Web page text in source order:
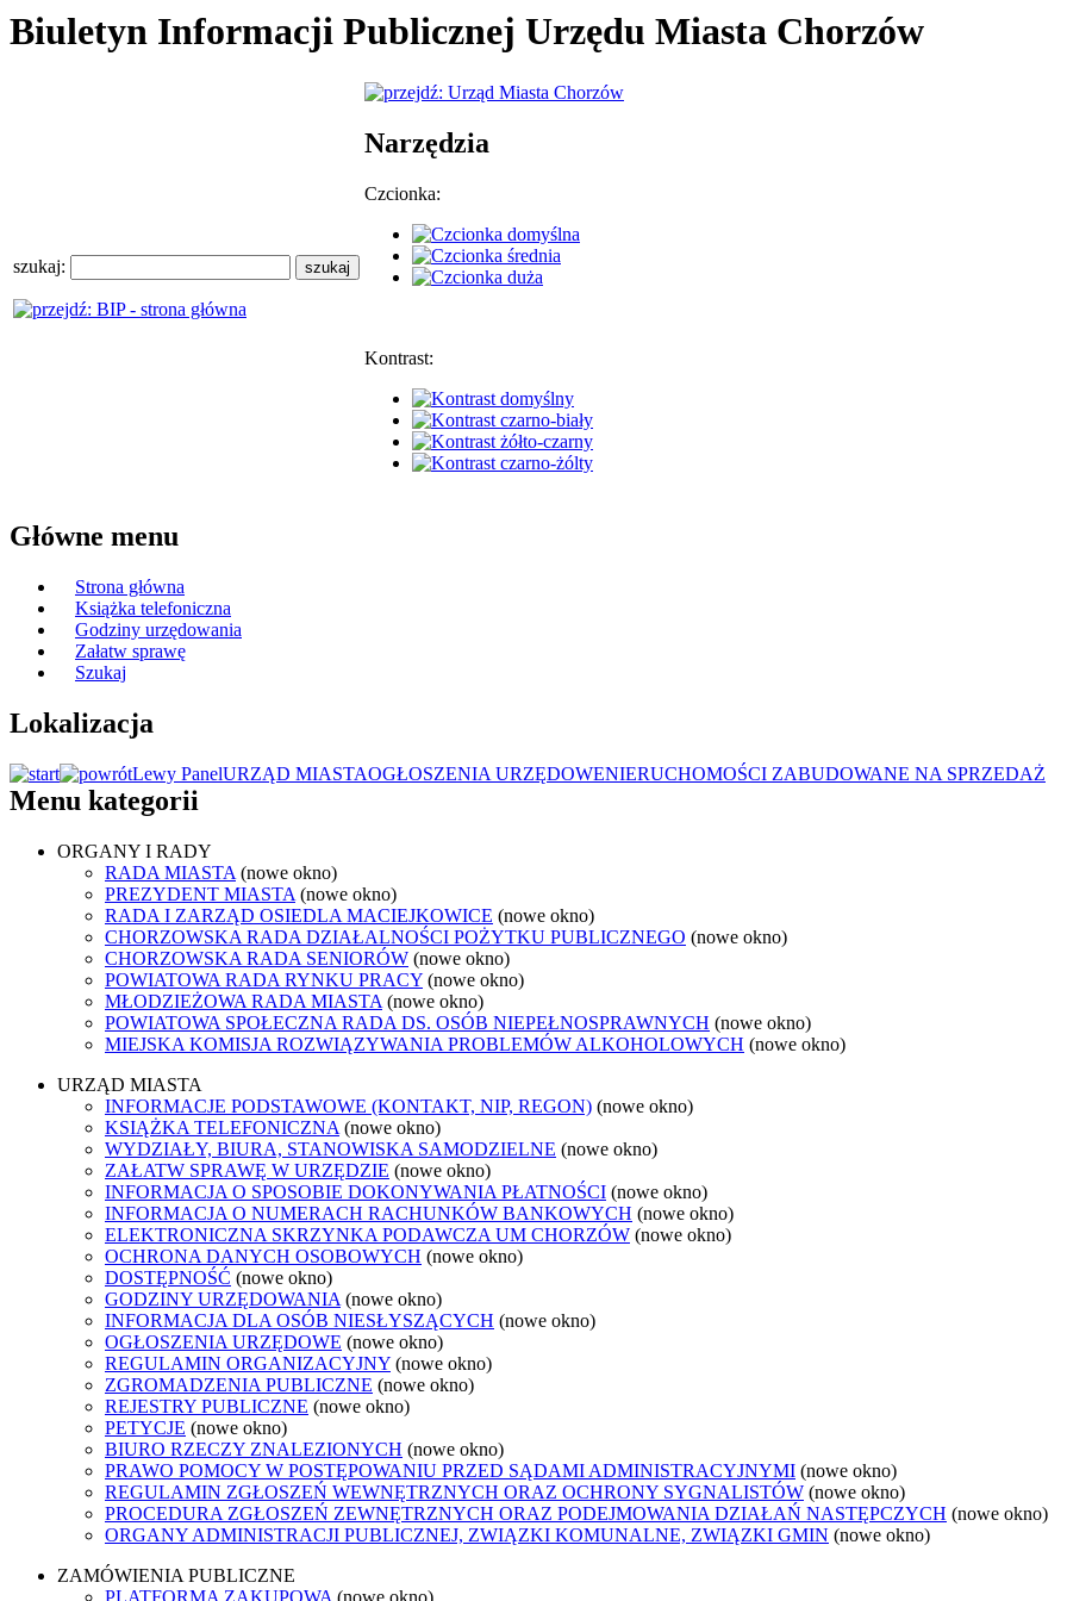
Biuletyn Informacji Publicznej Urzędu Miasta Chorzów
szukaj:
Narzędzia
Czcionka:
Kontrast:
Główne menu
Strona główna
Książka telefoniczna
Godziny urzędowania
Załatw sprawę
Szukaj
Lokalizacja
Lewy PanelURZĄD MIASTAOGŁOSZENIA URZĘDOWENIERUCHOMOŚCI ZABUDOWANE NA SPRZEDAŻ
Menu kategorii
ORGANY I RADY
RADA MIASTA (nowe okno)
PREZYDENT MIASTA (nowe okno)
RADA I ZARZĄD OSIEDLA MACIEJKOWICE (nowe okno)
CHORZOWSKA RADA DZIAŁALNOŚCI POŻYTKU PUBLICZNEGO (nowe okno)
CHORZOWSKA RADA SENIORÓW (nowe okno)
POWIATOWA RADA RYNKU PRACY (nowe okno)
MŁODZIEŻOWA RADA MIASTA (nowe okno)
POWIATOWA SPOŁECZNA RADA DS. OSÓB NIEPEŁNOSPRAWNYCH (nowe okno)
MIEJSKA KOMISJA ROZWIĄZYWANIA PROBLEMÓW ALKOHOLOWYCH (nowe okno)
URZĄD MIASTA
INFORMACJE PODSTAWOWE (KONTAKT, NIP, REGON) (nowe okno)
KSIĄŻKA TELEFONICZNA (nowe okno)
WYDZIAŁY, BIURA, STANOWISKA SAMODZIELNE (nowe okno)
ZAŁATW SPRAWĘ W URZĘDZIE (nowe okno)
INFORMACJA O SPOSOBIE DOKONYWANIA PŁATNOŚCI (nowe okno)
INFORMACJA O NUMERACH RACHUNKÓW BANKOWYCH (nowe okno)
ELEKTRONICZNA SKRZYNKA PODAWCZA UM CHORZÓW (nowe okno)
OCHRONA DANYCH OSOBOWYCH (nowe okno)
DOSTĘPNOŚĆ (nowe okno)
GODZINY URZĘDOWANIA (nowe okno)
INFORMACJA DLA OSÓB NIESŁYSZĄCYCH (nowe okno)
OGŁOSZENIA URZĘDOWE (nowe okno)
REGULAMIN ORGANIZACYJNY (nowe okno)
ZGROMADZENIA PUBLICZNE (nowe okno)
REJESTRY PUBLICZNE (nowe okno)
PETYCJE (nowe okno)
BIURO RZECZY ZNALEZIONYCH (nowe okno)
PRAWO POMOCY W POSTĘPOWANIU PRZED SĄDAMI ADMINISTRACYJNYMI (nowe okno)
REGULAMIN ZGŁOSZEŃ WEWNĘTRZNYCH ORAZ OCHRONY SYGNALISTÓW (nowe okno)
PROCEDURA ZGŁOSZEŃ ZEWNĘTRZNYCH ORAZ PODEJMOWANIA DZIAŁAŃ NASTĘPCZYCH (nowe okno)
ORGANY ADMINISTRACJI PUBLICZNEJ, ZWIĄZKI KOMUNALNE, ZWIĄZKI GMIN (nowe okno)
ZAMÓWIENIA PUBLICZNE
PLATFORMA ZAKUPOWA (nowe okno)